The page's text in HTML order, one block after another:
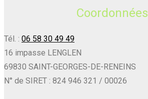
Coordonnées
Tél. : 06 58 30 49 49
16 impasse LENGLEN
69830 SAINT-GEORGES-DE-RENEINS
N° de SIRET : 824 946 321 / 00026